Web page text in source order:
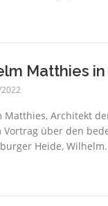
Matthies
Architekt
Vortrag über den
Heide,